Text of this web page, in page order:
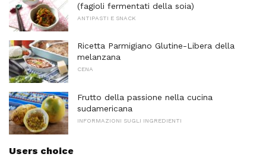
(fagioli fermentati della soia)
ANTIPASTI E SNACK
Ricetta Parmigiano Glutine-Libera della
melanzana
CENA
Frutto della passione nella cucina
sudamericana
INFORMAZIONI SUGLI INGREDIENTI
Users choice